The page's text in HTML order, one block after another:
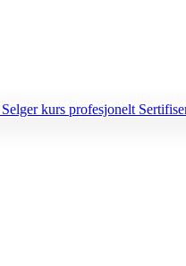
Selger kurs profesjonelt